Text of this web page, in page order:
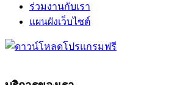
ร่วมงานกับเรา
แผนผังเว็บไซต์